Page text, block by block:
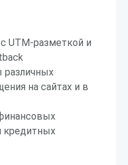
UTM-разметкой и
различных
на сайтах и в
кредитных